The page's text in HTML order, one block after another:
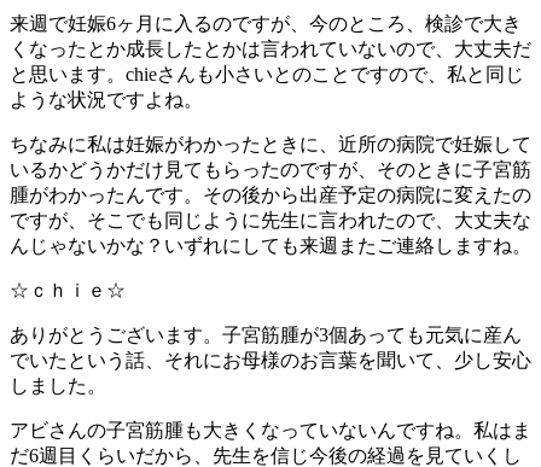
来週で妊娠6ヶ月に入るのですが、今のところ、検診で大き
くなったとか成長したとかは言われていないので、大丈夫だ
と思います。chieさんも小さいとのことですので、私と同じ
ような状況ですよね。
ちなみに私は妊娠がわかったときに、近所の病院で妊娠して
いるかどうかだけ見てもらったのですが、そのときに子宮筋
腫がわかったんです。その後から出産予定の病院に変えたの
ですが、そこでも同じように先生に言われたので、大丈夫な
んじゃないかな？いずれにしても来週またご連絡しますね。
☆ｃｈｉｅ☆
ありがとうございます。子宮筋腫が3個あっても元気に産ん
でいたという話、それにお母様のお言葉を聞いて、少し安心
しました。
アビさんの子宮筋腫も大きくなっていないんですね。私はま
だ6週目くらいだから、先生を信じ今後の経過を見ていくし